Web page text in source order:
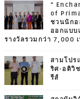
“
of
ชวนนักอ
ออกแบบ
รางวัลรวมกว่า 7,000
สามโปร
ริศ-อติวิ
รีส์